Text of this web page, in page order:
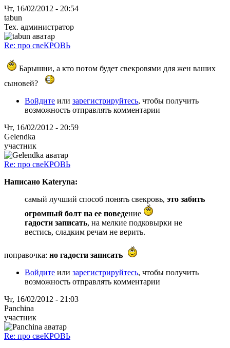
Чт, 16/02/2012 - 20:54
tabun
Тех. администратор
Re: про свеКРОВЬ
Барышни, а кто потом будет свекровями для жен ваших
сыновей?
Войдите или зарегистрируйтесь, чтобы получить
возможность отправлять комментарии
Чт, 16/02/2012 - 20:59
Gelendka
участник
Re: про свеКРОВЬ
Написано Kateryna:
самый лучший способ понять свекровь, это забить
огромный болт на ее поведение
гадости записать, на мелкие подковырки не
вестись, сладким речам не верить.
поправочка: но гадости записать
Войдите или зарегистрируйтесь, чтобы получить
возможность отправлять комментарии
Чт, 16/02/2012 - 21:03
Panchina
участник
Re: про свеКРОВЬ